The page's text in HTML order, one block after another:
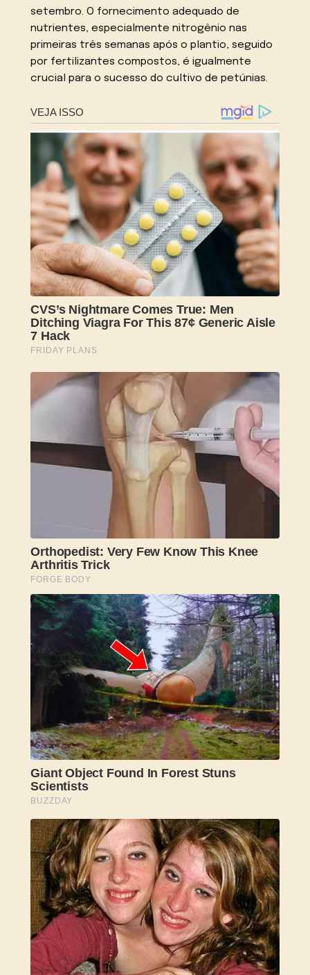
setembro. O fornecimento adequado de
nutrientes, especialmente nitrogênio nas
primeiras três semanas após o plantio, seguido
por fertilizantes compostos, é igualmente
crucial para o sucesso do cultivo de petúnias.